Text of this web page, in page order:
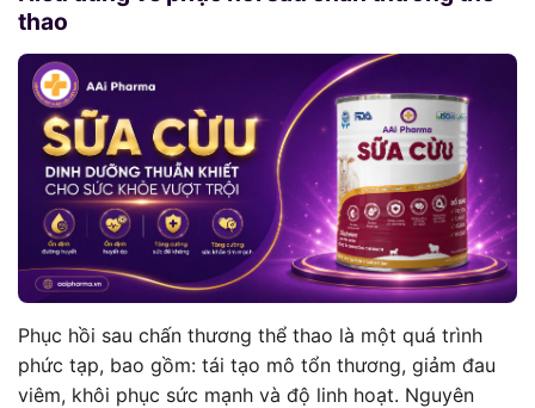
thao
Phục hồi sau chấn thương thể thao là một quá trình
phức tạp, bao gồm: tái tạo mô tổn thương, giảm đau
viêm, khôi phục sức mạnh và độ linh hoạt. Nguyên